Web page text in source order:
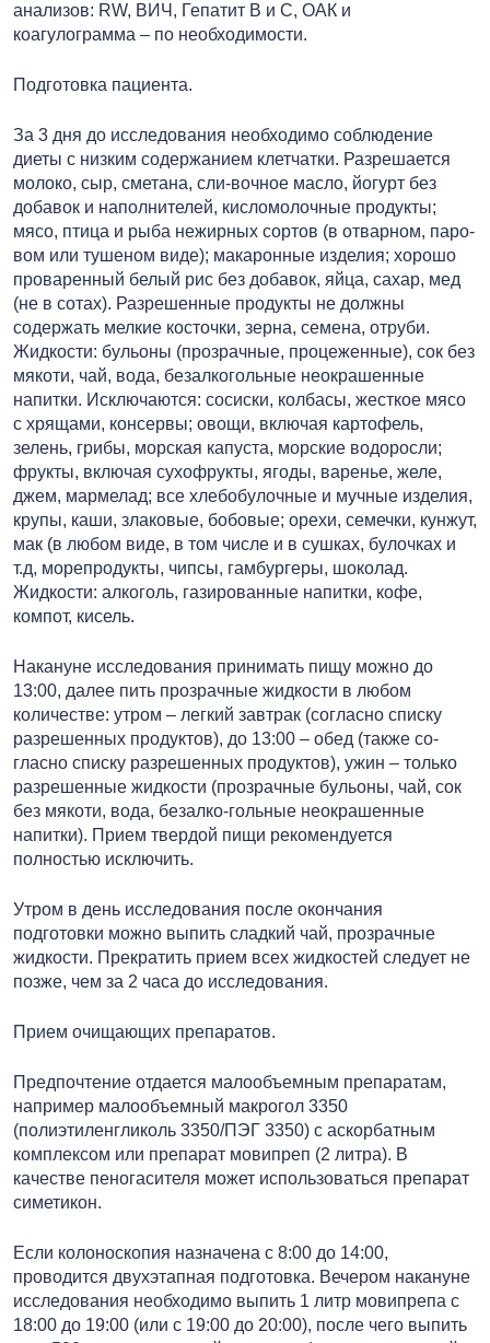
анализов: RW, ВИЧ, Гепатит В и С, ОАК и
коагулограмма – по необходимости.
Подготовка пациента.
За 3 дня до исследования необходимо соблюдение
диеты с низким содержанием клетчатки. Разрешается
молоко, сыр, сметана, сли-вочное масло, йогурт без
добавок и наполнителей, кисломолочные продукты;
мясо, птица и рыба нежирных сортов (в отварном, паро-
вом или тушеном виде); макаронные изделия; хорошо
проваренный белый рис без добавок, яйца, сахар, мед
(не в сотах). Разрешенные продукты не должны
содержать мелкие косточки, зерна, семена, отруби.
Жидкости: бульоны (прозрачные, процеженные), сок без
мякоти, чай, вода, безалкогольные неокрашенные
напитки. Исключаются: сосиски, колбасы, жесткое мясо
с хрящами, консервы; овощи, включая картофель,
зелень, грибы, морская капуста, морские водоросли;
фрукты, включая сухофрукты, ягоды, варенье, желе,
джем, мармелад; все хлебобулочные и мучные изделия,
крупы, каши, злаковые, бобовые; орехи, семечки, кунжут,
мак (в любом виде, в том числе и в сушках, булочках и
т.д, морепродукты, чипсы, гамбургеры, шоколад.
Жидкости: алкоголь, газированные напитки, кофе,
компот, кисель.
Накануне исследования принимать пищу можно до
13:00, далее пить прозрачные жидкости в любом
количестве: утром – легкий завтрак (согласно списку
разрешенных продуктов), до 13:00 – обед (также со-
гласно списку разрешенных продуктов), ужин – только
разрешенные жидкости (прозрачные бульоны, чай, сок
без мякоти, вода, безалко-гольные неокрашенные
напитки). Прием твердой пищи рекомендуется
полностью исключить.
Утром в день исследования после окончания
подготовки можно выпить сладкий чай, прозрачные
жидкости. Прекратить прием всех жидкостей следует не
позже, чем за 2 часа до исследования.
Прием очищающих препаратов.
Предпочтение отдается малообъемным препаратам,
например малообъемный макрогол 3350
(полиэтиленгликоль 3350/ПЭГ 3350) с аскорбатным
комплексом или препарат мовипреп (2 литра). В
качестве пеногасителя может использоваться препарат
симетикон.
Если колоноскопия назначена с 8:00 до 14:00,
проводится двухэтапная подготовка. Вечером накануне
исследования необходимо выпить 1 литр мовипрепа с
18:00 до 19:00 (или с 19:00 до 20:00), после чего выпить